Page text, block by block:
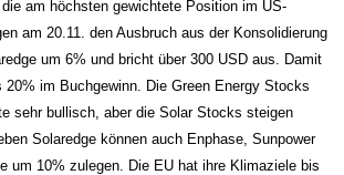
am höchsten gewichtete Position im US-
am 20.11. den Ausbruch aus der Konsolidierung
um 6% und bricht über 300 USD aus. Damit
20% im Buchgewinn. Die Green Energy Stocks
sehr bullisch, aber die Solar Stocks steigen
Solaredge können auch Enphase, Sunpower
um 10% zulegen. Die EU hat ihre Klimaziele bis